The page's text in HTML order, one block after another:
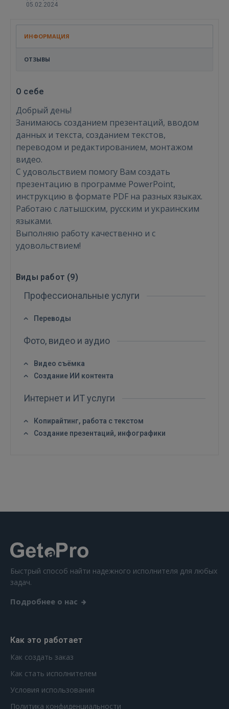
Войти
FACEBOOK
РЕГИСТРАЦИЯ
05.02.2024
ИНФОРМАЦИЯ
ОТЗЫВЫ
О себе
Добрый день!
Занимаюсь созданием презентаций, вводом
данных и текста, созданием текстов,
переводом и редактированием, монтажом
видео.
С удовольствием помогу Вам создать
презентацию в программе PowerPoint,
инструкцию в формате PDF на разных языках.
Работаю с латышским, русским и украинским
языками.
Выполняю работу качественно и с
удовольствием!
Виды работ (9)
Профессиональные услуги
Переводы
Фото, видео и аудио
Видео съёмка
Создание ИИ контента
Интернет и ИТ услуги
Копирайтинг, работа с текстом
Создание презентаций, инфографики
Быстрый способ найти надежного исполнителя для любых
задач.
Подробнее о нас
Как это работает
Как создать заказ
Как стать исполнителем
Условия использования
Политика конфиденциальности